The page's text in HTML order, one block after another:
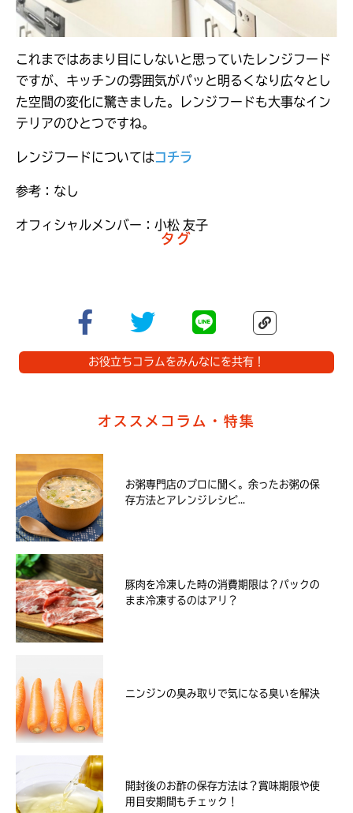
これまではあまり目にしないと思っていたレンジフード
ですが、キッチンの雰囲気がパッと明るくなり広々とし
た空間の変化に驚きました。レンジフードも大事なイン
テリアのひとつですね。
レンジフードについてはコチラ
参考：なし
オフィシャルメンバー：小松 友子
タグ
お役立ちコラムをみんなにを共有！
オススメコラム・特集
お粥専門店のプロに聞く。余ったお粥の保
存方法とアレンジレシピ...
豚肉を冷凍した時の消費期限は？パックの
まま冷凍するのはアリ？
ニンジンの臭み取りで気になる臭いを解決
開封後のお酢の保存方法は？賞味期限や使
用目安期間もチェック！